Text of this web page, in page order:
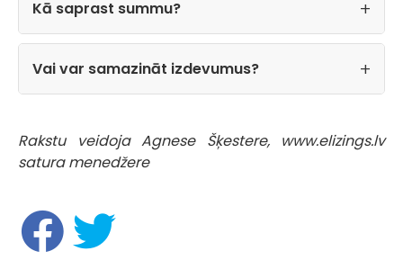
Kā saprast summu?
Vai var samazināt izdevumus?
Rakstu veidoja Agnese Šķestere, www.elizings.lv
satura menedžere